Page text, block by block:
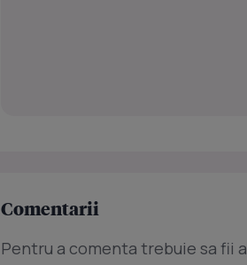
Comentarii
Pentru a comenta trebuie sa fii